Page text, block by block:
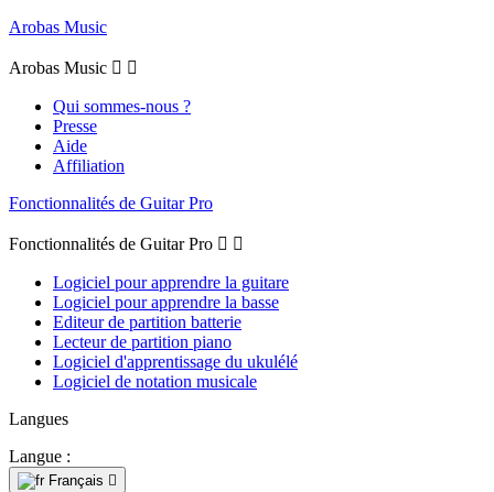
Arobas Music
Arobas Music  
Qui sommes-nous ?
Presse
Aide
Affiliation
Fonctionnalités de Guitar Pro
Fonctionnalités de Guitar Pro  
Logiciel pour apprendre la guitare
Logiciel pour apprendre la basse
Editeur de partition batterie
Lecteur de partition piano
Logiciel d'apprentissage du ukulélé
Logiciel de notation musicale
Langues
Langue :
Français 